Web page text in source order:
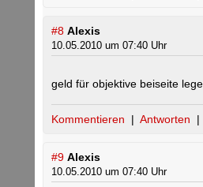
#8 Alexis
10.05.2010 um 07:40 Uhr
geld für objektive beiseite
Kommentieren | Antworten |
#9 Alexis
10.05.2010 um 07:40 Uhr